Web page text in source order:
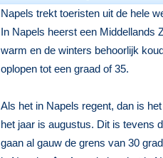
Napels trekt toeristen uit de hele
In Napels heerst een Middellands
warm en de winters behoorlijk
oplopen tot een graad of 35.
Als het in Napels regent, dan is
het jaar is augustus. Dit is tevens
gaan al gauw de grens van 30